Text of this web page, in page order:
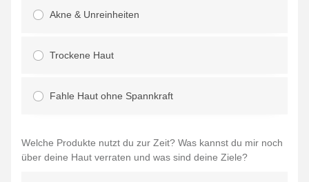
Akne & Unreinheiten
Trockene Haut
Fahle Haut ohne Spannkraft
Welche Produkte nutzt du zur Zeit? Was kannst du mir noch
über deine Haut verraten und was sind deine Ziele?